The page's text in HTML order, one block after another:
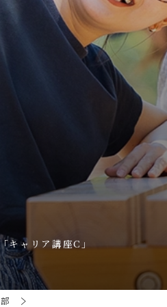
キャリア講座C」